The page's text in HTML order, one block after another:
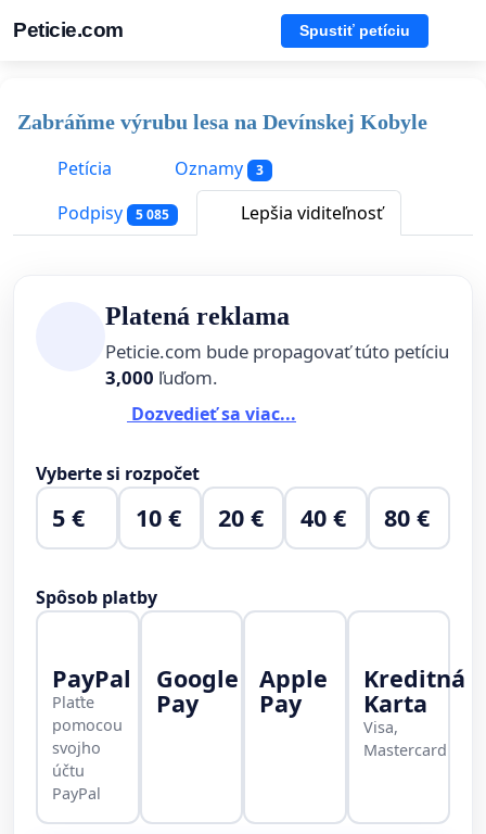
Peticie.com Spustiť petíciu
Zabráňme výrubu lesa na Devínskej Kobyle
Petícia
Oznamy 3
Podpisy 5 085 Lepšia viditeľnosť
Platená reklama
Peticie.com bude propagovať túto petíciu
3,000 ľuďom.
Dozvedieť sa viac...
Vyberte si rozpočet
5 € 10 € 20 € 40 € 80 €
Spôsob platby
PayPal
Plaťte
pomocou
svojho
účtu
PayPal
Google
Pay
Apple
Pay
Kreditná
Karta
Visa,
Mastercard